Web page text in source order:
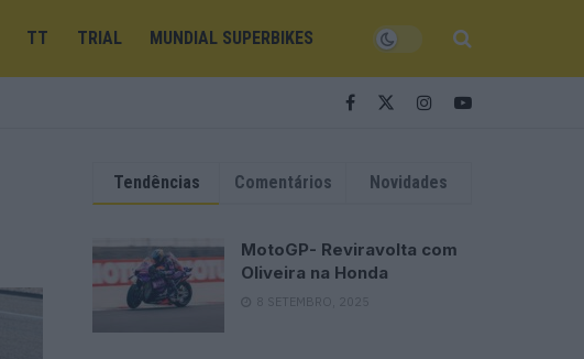
TT TRIAL MUNDIAL SUPERBIKES
Tendências Comentários Novidades
MotoGP- Reviravolta com
Oliveira na Honda
8 SETEMBRO, 2025